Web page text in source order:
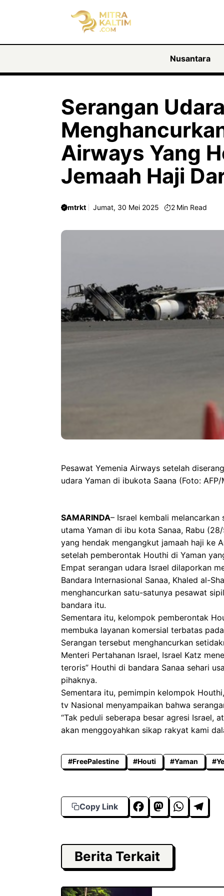
Nusantara
Serangan
Airways Yang
Jemaah Haji
mtrkt Jumat, 30 Mei 2025 2 Min Read
Pesawat Yemenia Airways setelah
udara Yaman di ibukota Saana (Foto: AFP/
SAMARINDA– Israel kembali
utama Yaman di ibu kota Sanaa, Rabu
yang hendak mengangkut jamaah haji ke
setelah pemberontak Houthi di Yaman
Empat serangan udara Israel dilaporkan
Bandara Internasional Sanaa, Khaled al-
menghancurkan satu-satunya pesawat
bandara itu.
Sementara itu, kelompok pemberontak
membuka layanan komersial terbatas
Serangan tersebut menghancurkan
Menteri Pertahanan Israel, Israel Katz
teroris” Houthi di bandara Sanaa sehari
pihaknya.
Sementara itu, pemimpin kelompok
tv Nasional menyampaikan bahwa
“Tak peduli seberapa besar agresi Israel,
akan menggoyahkan sikap rakyat kami
#FreePalestine #Houti #Yaman
Copy Link
F
a
c
e
b
o
M
a
s
t
o
d
W
h
a
s
A
T
el
a
Berita Terkait